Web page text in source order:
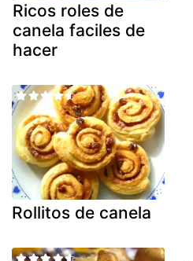
Ricos roles de
canela faciles de
hacer
Rollitos de canela